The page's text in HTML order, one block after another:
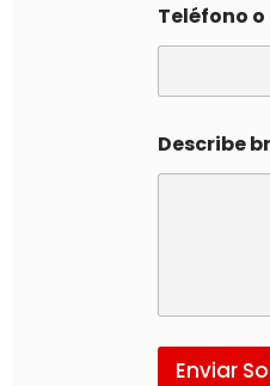
Teléfono
Describe
Enviar